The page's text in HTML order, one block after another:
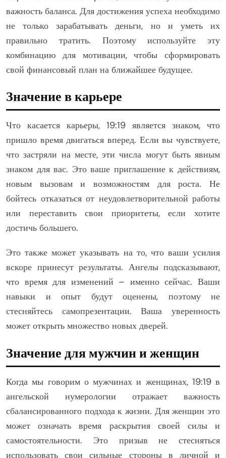
важность баланса. Для достижения успеха необходимо
не только зарабатывать деньги, но и уметь их
правильно тратить. Поэтому используйте эту
комбинацию для мотивации, чтобы сформировать
свой финансовый план на ближайшее будущее.
Значение в карьере
Что касается карьеры, 19:19 является знаком, что
пришло время двигаться вперед. Если вы чувствуете,
что застряли на месте, эти числа могут быть явным
знаком для вас. Это ваше приглашение к действиям,
новым вызовам и возможностям для роста. Не
бойтесь отказаться от неудовлетворительной работы
или переставить свои приоритеты, если хотите
достичь большего.
Это также может указывать на то, что ваши усилия
вскоре принесут результаты. Ангелы подсказывают,
что время для изменений – именно сейчас. Ваши
навыки и опыт будут оценены, поэтому не
стесняйтесь самопрезентации. Ваша уверенность
может открыть множество новых дверей.
Значение для мужчин и женщин
Когда мы говорим о мужчинах и женщинах, 19:19 в
ангельской нумерологии отражает важность
сбалансированного подхода к жизни. Для женщин это
может означать время раскрытия своей силы и
самостоятельности. Это призыв не стесняться
использовать свои сильные стороны в личной и